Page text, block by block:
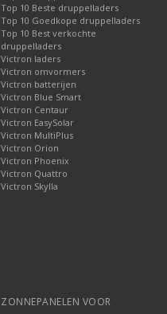
Top 10 Beste druppelladers
Top 10 Goedkope druppelladers
Top 10 Best verkochte
druppelladers
Victron laders
Victron omvormers
Victron batterijen
Victron Blue Smart
Victron Centaur
Victron EasySolar
Victron MultiPlus
Victron Orion
Victron Phoenix
Victron Quattro
Victron Skylla
ZONNEPANELEN VOOR